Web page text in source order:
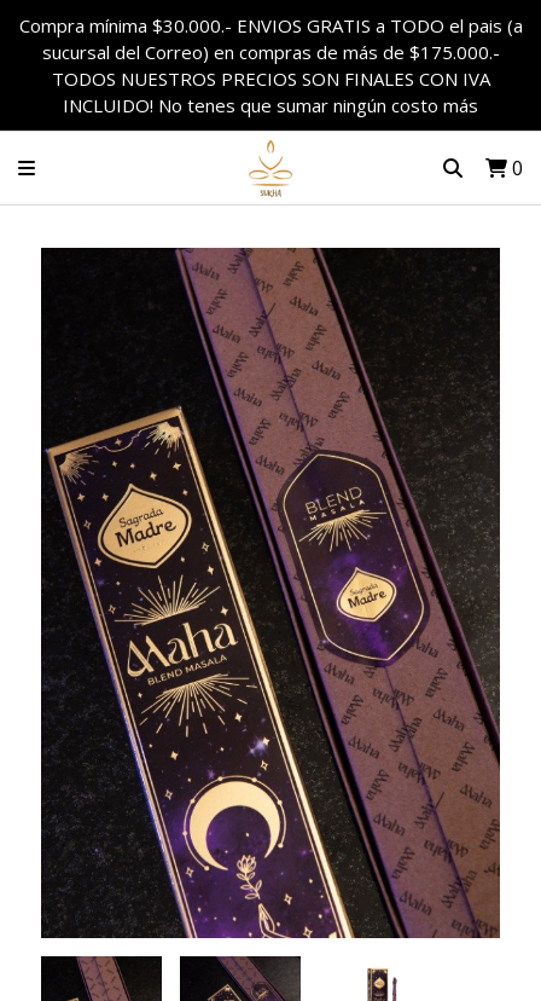
Compra mínima $30.000.- ENVIOS GRATIS a TODO el pais (a
sucursal del Correo) en compras de más de $175.000.-
TODOS NUESTROS PRECIOS SON FINALES CON IVA
INCLUIDO! No tenes que sumar ningún costo más
0